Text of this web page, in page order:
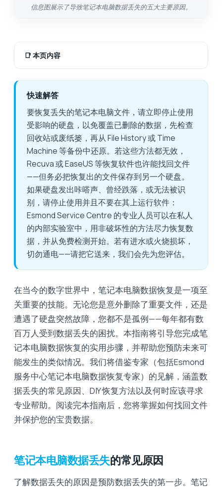
信息图展示了导致笔记本电脑数据丢失的五大主要原因。
📑 本页内容
快速解答
要恢复丢失的笔记本电脑文件，请立即停止使用
受影响的硬盘，以免覆盖已删除的数据，先检查
回收站或废纸篓，再从 File History 或 Time
Machine 等备份中还原。若这些方法都无效，
Recuva 或 EaseUS 等恢复软件也许能找回文件
——但务必把恢复出的文件保存到另一个硬盘。
如果硬盘发出咔嗒声、曾经跌落，或无法被识
别，请停止使用并且不要在其上运行软件：
Esmond Service Centre 的专业人员可以在私人
的内部实验室中，用非破坏性的方法尽力恢复数
据，并从免费检测开始。若有进水或火烧损坏，
切勿通电——请把它送来，我们会先为您评估。
在当今的数字世界中，笔记本电脑数据恢复是一项至
关重要的技能。无论您是意外删除了重要文件，还是
遭遇了硬盘突然故障，您都不是孤例——每年都有数
百万人受到数据丢失的困扰。本指南将引导您完成笔
记本电脑数据恢复的实用步骤，并帮助您预防未来可
能发生的类似情况。我们将借鉴专家（包括Esmond
服务中心笔记本电脑数据恢复专家）的见解，涵盖数
据丢失的常见原因、DIY 恢复方法以及何时应该寻求
专业帮助。阅读完本指南后，您将掌握如何找回文件
并保护您的宝贵数据。
笔记本电脑数据丢失的常见原因
了解数据丢失的原因是预防数据丢失的第一步。笔记